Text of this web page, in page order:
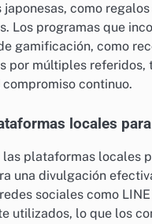
como
Los programas que
gamificación, como
por múltiples referidos,
continuo.
locales
las plataformas locales
una divulgación
sociales como
utilizados, lo que los